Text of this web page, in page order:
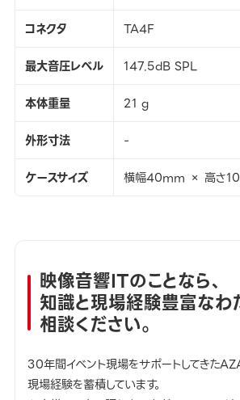
コネクタ
TA4F
最大音圧レベル
147.5dB SPL
本体重量
21 g
外形寸法
-
ケースサイズ
横幅40mm × 高さ
映像音響ITのことなら、
知識と現場経験豊富なわ
相談ください。
30年間イベント現場をサポートしてきた
現場経験を蓄積しています。